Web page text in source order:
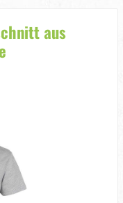
aus